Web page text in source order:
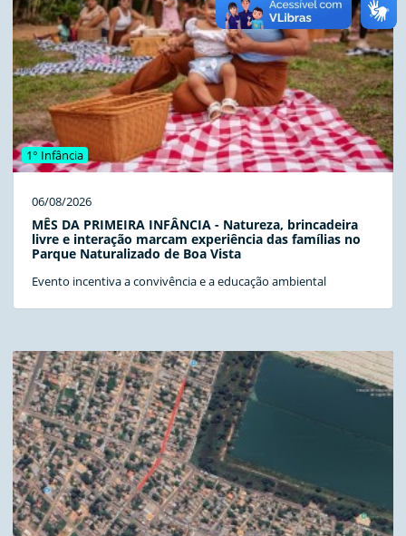
1° Infância
06/08/2026
MÊS DA PRIMEIRA INFÂNCIA - Natureza, brincadeira
livre e interação marcam experiência das famílias no
Parque Naturalizado de Boa Vista
Evento incentiva a convivência e a educação ambiental